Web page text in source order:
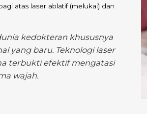
atas laser ablatif (melukai) dan
kedokteran khususnya
yang baru. Teknologi laser
terbukti efektif mengatasi
wajah.